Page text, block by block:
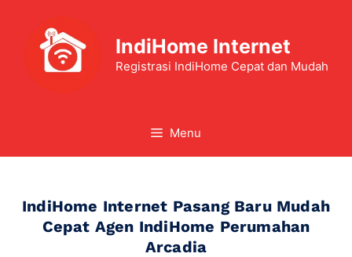
IndiHome Internet
Registrasi IndiHome Cepat dan Mudah
Menu
IndiHome Internet Pasang Baru Mudah
Cepat Agen IndiHome Perumahan
Arcadia